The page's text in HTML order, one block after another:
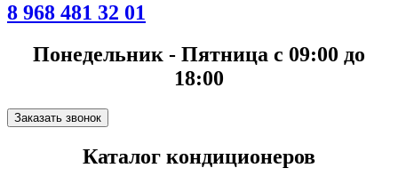
8 968 481 32 01
Понедельник - Пятница с 09:00 до
18:00
Заказать звонок
Каталог кондиционеров